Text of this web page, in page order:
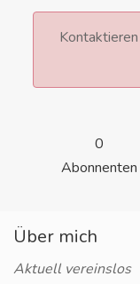
0
Abonnenten
Über mich
Aktuell vereinslos